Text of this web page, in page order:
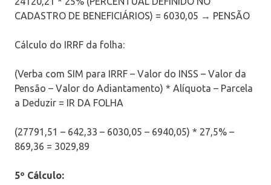
CADASTRO DE BENEFICIÁRIOS) = 6030,05 → PENSÃO
Cálculo do IRRF da folha:
(Verba com SIM para IRRF – Valor do INSS – Valor da
Pensão – Valor do Adiantamento) * Alíquota – Parcela
a Deduzir = IR DA FOLHA
(27791,51 – 642,33 – 6030,05 – 6940,05) * 27,5% –
869,36 = 3029,89
5º Cálculo: